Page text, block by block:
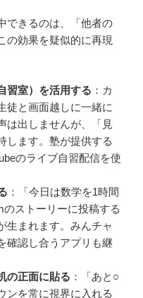
できるのは、「他者の
の効果を疑似的に再現
習室）を活用する ：カ
徒と画面越しに一緒に
は出しませんが、「見
します。塾が提供する
のライブ自習配信を使
：「今日は数学を1時間
ストーリーに投稿する
生まれます。みんチャ
確認し合うアプリも継
の正面に貼る ：「あと○
ンを常に視界に入れる